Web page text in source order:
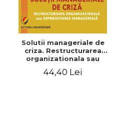
Solutii manageriale de
criza. Restructurarea
organizationala sau
44,40 Lei